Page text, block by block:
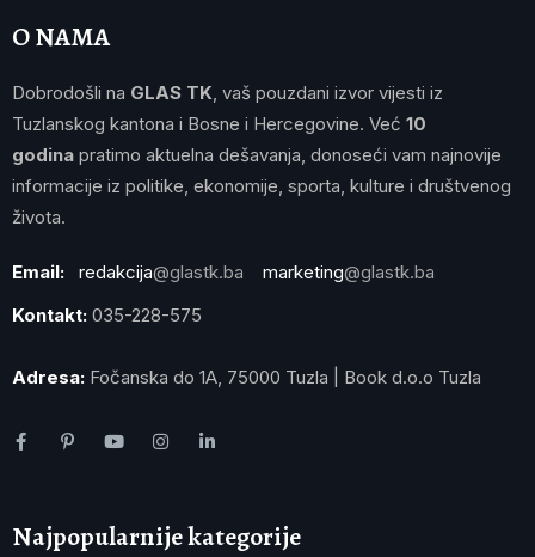
O NAMA
Dobrodošli na GLAS TK, vaš pouzdani izvor vijesti iz
Tuzlanskog kantona i Bosne i Hercegovine. Već 10
godina pratimo aktuelna dešavanja, donoseći vam najnovije
informacije iz politike, ekonomije, sporta, kulture i društvenog
života.
Email: redakcija@glastk.ba marketing@glastk.ba
Kontakt: 035-228-575
Adresa: Fočanska do 1A, 75000 Tuzla | Book d.o.o Tuzla
Najpopularnije kategorije